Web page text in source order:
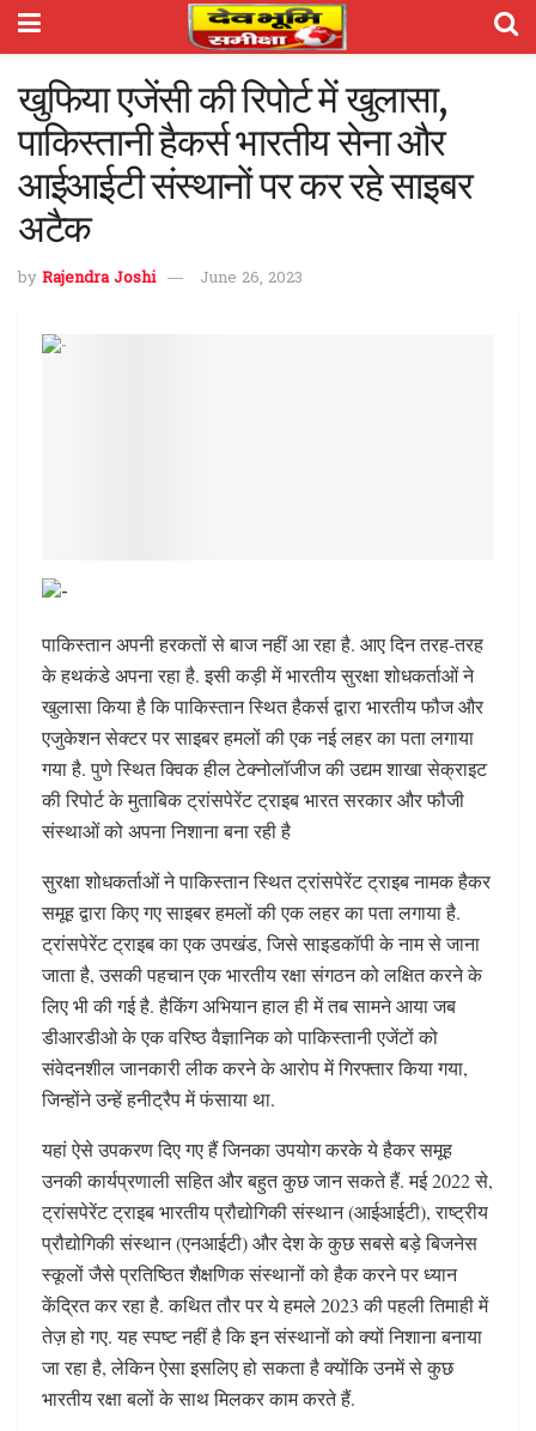
खुफिया एजेंसी की रिपोर्ट में खुलासा,
पाकिस्तानी हैकर्स भारतीय सेना और
आईआईटी संस्थानों पर कर रहे साइबर
अटैक
by Rajendra Joshi June 26, 2023
पाकिस्तान अपनी हरकतों से बाज नहीं आ रहा है. आए दिन तरह-तरह
के हथकंडे अपना रहा है. इसी कड़ी में भारतीय सुरक्षा शोधकर्ताओं ने
खुलासा किया है कि पाकिस्तान स्थित हैकर्स द्वारा भारतीय फौज और
एजुकेशन सेक्टर पर साइबर हमलों की एक नई लहर का पता लगाया
गया है. पुणे स्थित क्विक हील टेक्नोलॉजीज की उद्यम शाखा सेक्राइट
की रिपोर्ट के मुताबिक ट्रांसपेरेंट ट्राइब भारत सरकार और फौजी
संस्थाओं को अपना निशाना बना रही है
सुरक्षा शोधकर्ताओं ने पाकिस्तान स्थित ट्रांसपेरेंट ट्राइब नामक हैकर
समूह द्वारा किए गए साइबर हमलों की एक लहर का पता लगाया है.
ट्रांसपेरेंट ट्राइब का एक उपखंड, जिसे साइडकॉपी के नाम से जाना
जाता है, उसकी पहचान एक भारतीय रक्षा संगठन को लक्षित करने के
लिए भी की गई है. हैकिंग अभियान हाल ही में तब सामने आया जब
डीआरडीओ के एक वरिष्ठ वैज्ञानिक को पाकिस्तानी एजेंटों को
संवेदनशील जानकारी लीक करने के आरोप में गिरफ्तार किया गया,
जिन्होंने उन्हें हनीट्रैप में फंसाया था.
यहां ऐसे उपकरण दिए गए हैं जिनका उपयोग करके ये हैकर समूह
उनकी कार्यप्रणाली सहित और बहुत कुछ जान सकते हैं. मई 2022 से,
ट्रांसपेरेंट ट्राइब भारतीय प्रौद्योगिकी संस्थान (आईआईटी), राष्ट्रीय
प्रौद्योगिकी संस्थान (एनआईटी) और देश के कुछ सबसे बड़े बिजनेस
स्कूलों जैसे प्रतिष्ठित शैक्षणिक संस्थानों को हैक करने पर ध्यान
केंद्रित कर रहा है. कथित तौर पर ये हमले 2023 की पहली तिमाही में
तेज़ हो गए. यह स्पष्ट नहीं है कि इन संस्थानों को क्यों निशाना बनाया
जा रहा है, लेकिन ऐसा इसलिए हो सकता है क्योंकि उनमें से कुछ
भारतीय रक्षा बलों के साथ मिलकर काम करते हैं.